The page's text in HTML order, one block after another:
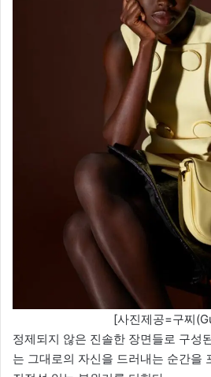
[사진제공=구찌
정제되지 않은 진솔한 장면들로 구성
는 그대로의 자신을 드러내는 순간을